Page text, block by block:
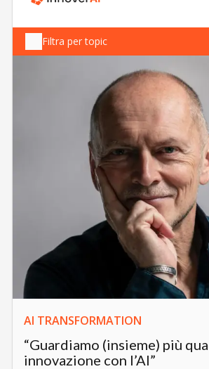
Filtra per topic
AI TRANSFORMATION
“Guardiamo (insieme) più
innovazione con l’AI”